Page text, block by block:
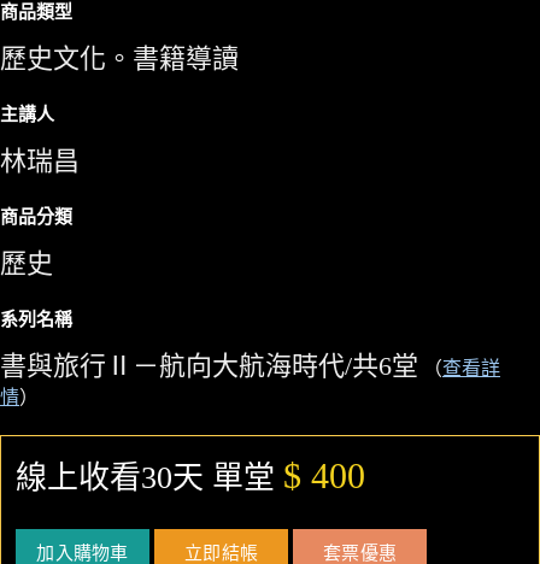
商品類型
歷史文化。書籍導讀
主講人
林瑞昌
商品分類
歷史
系列名稱
書與旅行Ⅱ－航向大航海時代/共6堂 （查看詳
情）
線上收看30天 單堂 $ 400
加入購物車 立即結帳 套票優惠